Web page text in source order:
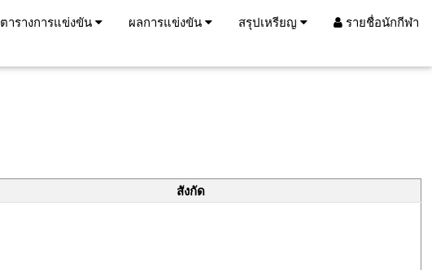
ตารางการแข่งขัน ผลการแข่งขัน สรุปเหรียญ รายชื่อนักกีฬา
สังกัด